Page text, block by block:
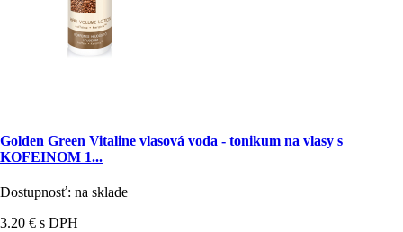
Golden Green Vitaline vlasová voda - tonikum na vlasy s
KOFEINOM 1...
Dostupnosť: na sklade
3.20 € s DPH